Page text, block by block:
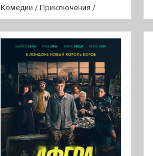
Комедии / Приключения /
Семейные/Фильмы